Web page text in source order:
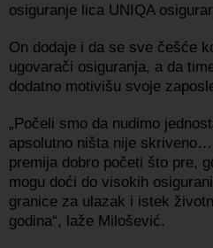
osiguranje lica UNIQA
On dodaje i da se sve češće
ugovarači osiguranja, a da
dodatno motivišu svoje
„Počeli smo da nudimo
apsolutno ništa nije
premija dobro početi što pre,
mogu doći do visokih
granice za ulazak i istek
godina“, laže Milošević.